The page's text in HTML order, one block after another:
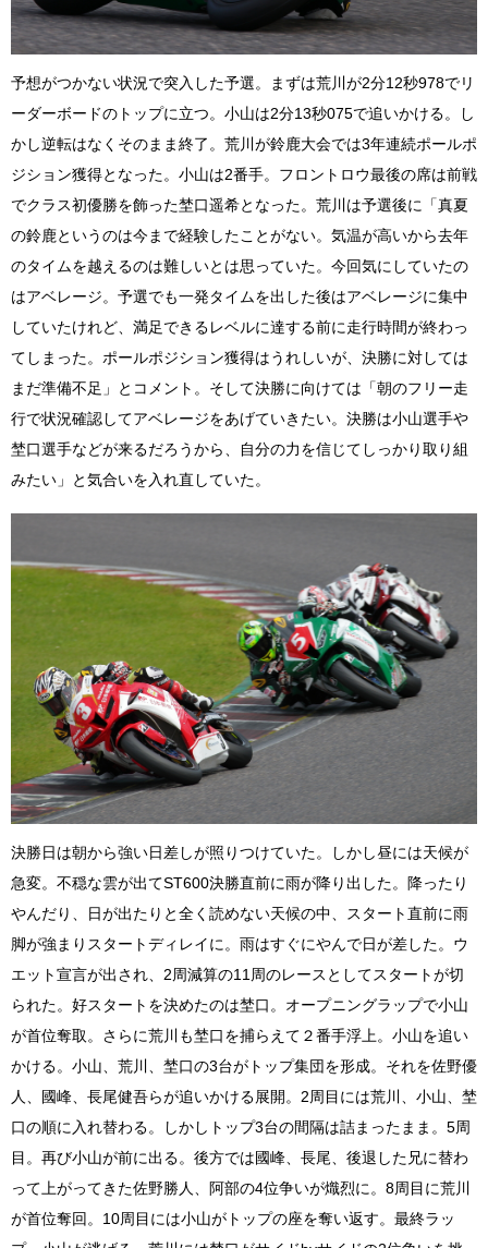
予想がつかない状況で突入した予選。まずは荒川が2分12秒978でリ
ーダーボードのトップに立つ。小山は2分13秒075で追いかける。し
かし逆転はなくそのまま終了。荒川が鈴鹿大会では3年連続ポールポ
ジション獲得となった。小山は2番手。フロントロウ最後の席は前戦
でクラス初優勝を飾った埜口遥希となった。荒川は予選後に「真夏
の鈴鹿というのは今まで経験したことがない。気温が高いから去年
のタイムを越えるのは難しいとは思っていた。今回気にしていたの
はアベレージ。予選でも一発タイムを出した後はアベレージに集中
していたけれど、満足できるレベルに達する前に走行時間が終わっ
てしまった。ポールポジション獲得はうれしいが、決勝に対しては
まだ準備不足」とコメント。そして決勝に向けては「朝のフリー走
行で状況確認してアベレージをあげていきたい。決勝は小山選手や
埜口選手などが来るだろうから、自分の力を信じてしっかり取り組
みたい」と気合いを入れ直していた。
決勝日は朝から強い日差しが照りつけていた。しかし昼には天候が
急変。不穏な雲が出てST600決勝直前に雨が降り出した。降ったり
やんだり、日が出たりと全く読めない天候の中、スタート直前に雨
脚が強まりスタートディレイに。雨はすぐにやんで日が差した。ウ
エット宣言が出され、2周減算の11周のレースとしてスタートが切
られた。好スタートを決めたのは埜口。オープニングラップで小山
が首位奪取。さらに荒川も埜口を捕らえて２番手浮上。小山を追い
かける。小山、荒川、埜口の3台がトップ集団を形成。それを佐野優
人、國峰、長尾健吾らが追いかける展開。2周目には荒川、小山、埜
口の順に入れ替わる。しかしトップ3台の間隔は詰まったまま。5周
目。再び小山が前に出る。後方では國峰、長尾、後退した兄に替わ
って上がってきた佐野勝人、阿部の4位争いが熾烈に。8周目に荒川
が首位奪回。10周目には小山がトップの座を奪い返す。最終ラッ